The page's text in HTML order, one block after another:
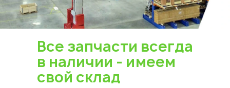
Все запчасти всегда
в наличии - имеем
свой склад